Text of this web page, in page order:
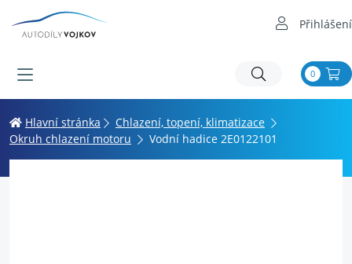
Přihlášení
0
Hlavní stránka
Chlazení, topení, klimatizace
Okruh chlazení motoru
Vodní hadice 2E0122101